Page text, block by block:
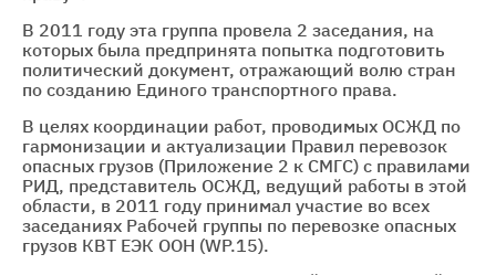
В 2011 году эта группа провела 2 заседания, на
которых была предпринята попытка подготовить
политический документ, отражающий волю стран
по созданию Единого транспортного права.
В целях координации работ, проводимых ОСЖД по
гармонизации и актуализации Правил перевозок
опасных грузов (Приложение 2 к СМГС) с правилами
РИД, представитель ОСЖД, ведущий работы в этой
области, в 2011 году принимал участие во всех
заседаниях Рабочей группы по перевозке опасных
грузов КВТ ЕЭК ООН (WP.15).